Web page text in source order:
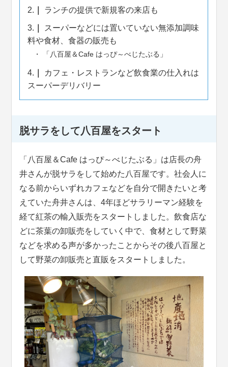
2. ランチの提供で新規客の来店も
3.
スーパーなどには置いていない無添加調味
料や食材、食器の販売も
「八百屋＆Cafe はっぴ～べじたぶる」
4.
カフェ・レストランなど飲食業の仕入れは
スーパーデリバリー
脱サラをして八百屋をスタート
「八百屋＆Cafe はっぴ～べじたぶる」は店長の舟
井さんが脱サラをして始めた八百屋です。社会人に
なる前からいずれカフェなどを自分で開きたいと考
えていた舟井さんは、4年ほどサラリーマン経験を
経て紅茶の輸入販売をスタートしました。飲食店な
どに茶葉の卸販売をしていく中で、食材として野菜
などを求める声が多かったことからその後八百屋と
して野菜の卸販売と直販をスタートしました。